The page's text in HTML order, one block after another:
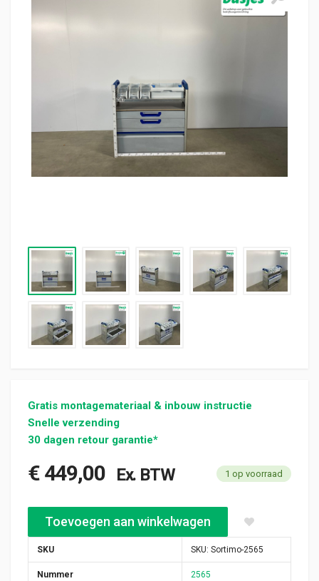
Gratis montagemateriaal & inbouw instructie
Snelle verzending
30 dagen retour garantie*
€449,00 Ex. BTW 1 op voorraad
Sortimo staal alu gebruikte bedrijfswagen inrichting (nr 2565)
Toevoegen aan winkelwagen
SKU SKU: Sortimo-2565
Nummer 2565